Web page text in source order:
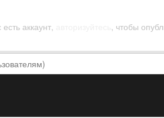
аккаунт, , чтобы